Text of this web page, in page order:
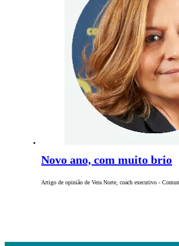
Novo ano, com muito brio
Artigo de opinião de Vera Norte, coach executivo -